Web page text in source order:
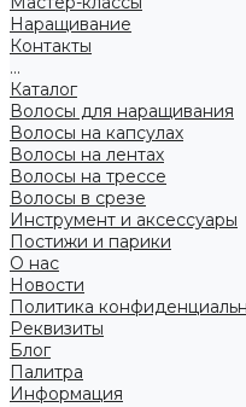
Наращивание
Контакты
...
Каталог
Волосы для наращивания
Волосы на капсулах
Волосы на лентах
Волосы на трессе
Волосы в срезе
Инструмент и аксессуары
Постижи и парики
О нас
Новости
Политика
Реквизиты
Блог
Палитра
Информация